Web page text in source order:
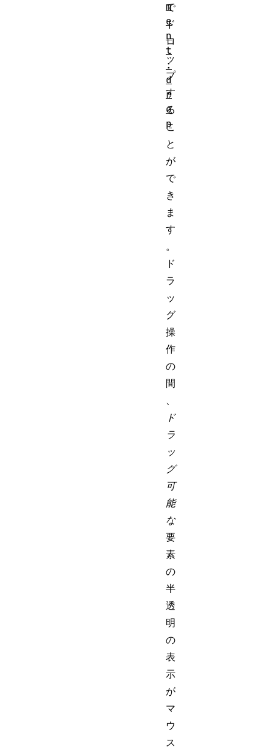
で
ド
ロ
ッ
プ
す
る
こ
と
が
で
き
ま
す
。
ド
ラ
ッ
グ
操
作
の
間
ド
ラ
ッ
グ
可
能
な
要
素
の
半
透
明
の
表
示
が
マ
ウ
ス
m
e
n
t
:
d
r
o
p